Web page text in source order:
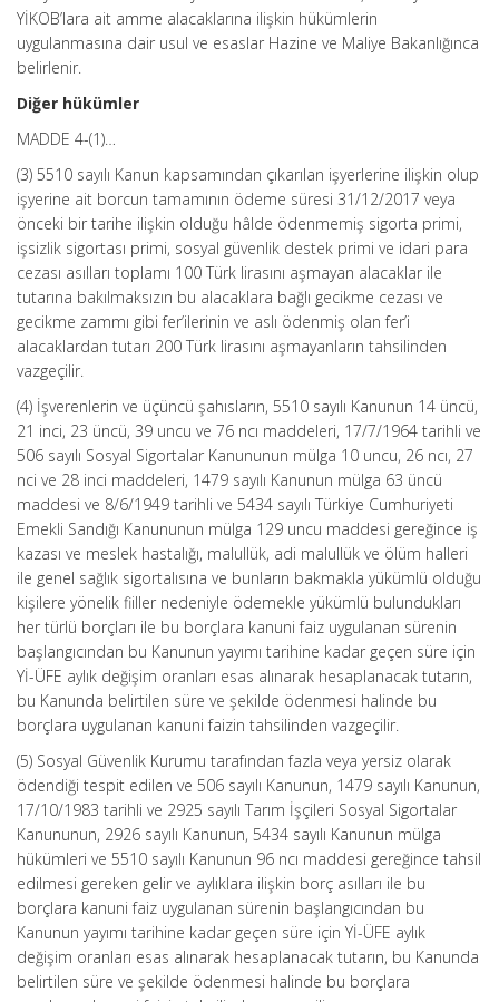
YİKOB’lara ait amme alacaklarına ilişkin hükümlerin
uygulanmasına dair usul ve esaslar Hazine ve Maliye Bakanlığınca
belirlenir.
Diğer hükümler
MADDE 4-(1)…
(3) 5510 sayılı Kanun kapsamından çıkarılan işyerlerine ilişkin olup
işyerine ait borcun tamamının ödeme süresi 31/12/2017 veya
önceki bir tarihe ilişkin olduğu hâlde ödenmemiş sigorta primi,
işsizlik sigortası primi, sosyal güvenlik destek primi ve idari para
cezası asılları toplamı 100 Türk lirasını aşmayan alacaklar ile
tutarına bakılmaksızın bu alacaklara bağlı gecikme cezası ve
gecikme zammı gibi fer’ilerinin ve aslı ödenmiş olan fer’i
alacaklardan tutarı 200 Türk lirasını aşmayanların tahsilinden
vazgeçilir.
(4) İşverenlerin ve üçüncü şahısların, 5510 sayılı Kanunun 14 üncü,
21 inci, 23 üncü, 39 uncu ve 76 ncı maddeleri, 17/7/1964 tarihli ve
506 sayılı Sosyal Sigortalar Kanununun mülga 10 uncu, 26 ncı, 27
nci ve 28 inci maddeleri, 1479 sayılı Kanunun mülga 63 üncü
maddesi ve 8/6/1949 tarihli ve 5434 sayılı Türkiye Cumhuriyeti
Emekli Sandığı Kanununun mülga 129 uncu maddesi gereğince iş
kazası ve meslek hastalığı, malullük, adi malullük ve ölüm halleri
ile genel sağlık sigortalısına ve bunların bakmakla yükümlü olduğu
kişilere yönelik fiiller nedeniyle ödemekle yükümlü bulundukları
her türlü borçları ile bu borçlara kanuni faiz uygulanan sürenin
başlangıcından bu Kanunun yayımı tarihine kadar geçen süre için
Yİ-ÜFE aylık değişim oranları esas alınarak hesaplanacak tutarın,
bu Kanunda belirtilen süre ve şekilde ödenmesi halinde bu
borçlara uygulanan kanuni faizin tahsilinden vazgeçilir.
(5) Sosyal Güvenlik Kurumu tarafından fazla veya yersiz olarak
ödendiği tespit edilen ve 506 sayılı Kanunun, 1479 sayılı Kanunun,
17/10/1983 tarihli ve 2925 sayılı Tarım İşçileri Sosyal Sigortalar
Kanununun, 2926 sayılı Kanunun, 5434 sayılı Kanunun mülga
hükümleri ve 5510 sayılı Kanunun 96 ncı maddesi gereğince tahsil
edilmesi gereken gelir ve aylıklara ilişkin borç asılları ile bu
borçlara kanuni faiz uygulanan sürenin başlangıcından bu
Kanunun yayımı tarihine kadar geçen süre için Yİ-ÜFE aylık
değişim oranları esas alınarak hesaplanacak tutarın, bu Kanunda
belirtilen süre ve şekilde ödenmesi halinde bu borçlara